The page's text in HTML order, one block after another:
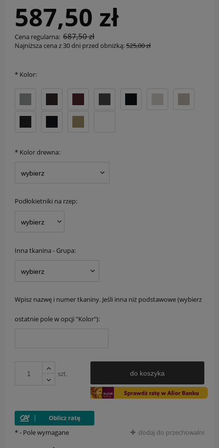
587,50 zł
Cena regularna: 687,50 zł
Najniższa cena z 30 dni przed obniżką:525,00 zł
* Kolor:
* Kolor drewna:
Podłokietniki na rzep:
Inna tkanina - Grupa:
Wpisz nazwę i numer tkaniny. Jeśli inna niż podstawowe (wybierz
ostatnie pole w opcji "Kolor"):
szt. do koszyka
dodaj do przechowalni
*- Pole wymagane